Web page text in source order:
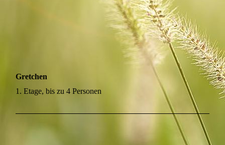
Gretchen
1. Etage, bis zu 4 Personen